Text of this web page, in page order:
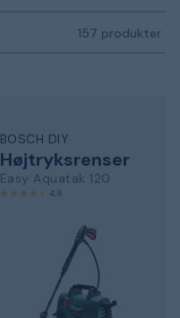
157 produkter
BOSCH DIY
Højtryksrenser
Easy Aquatak 120
4,8